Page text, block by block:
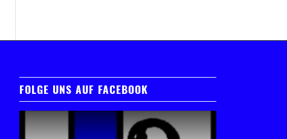
FOLGE UNS AUF FACEBOOK